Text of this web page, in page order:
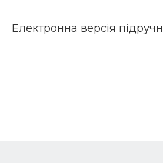
Електронна версія